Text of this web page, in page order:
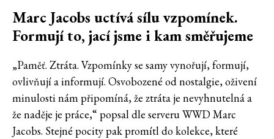
Marc Jacobs uctívá sílu vzpomínek.
Formují to, jací jsme i kam směřujeme
„Paměť. Ztráta. Vzpomínky se samy vynořují, formují,
ovlivňují a informují. Osvobozené od nostalgie, oživení
minulosti nám připomíná, že ztráta je nevyhnutelná a
že naděje je práce,“ popsal dle serveru WWD Marc
Jacobs. Stejné pocity pak promítl do kolekce, které